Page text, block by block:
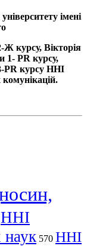
імені
Ж курсу, Вікторія
1- PR курсу,
PR курсу ННІ
комунікацій.
ННІ
наук 570 ННІ